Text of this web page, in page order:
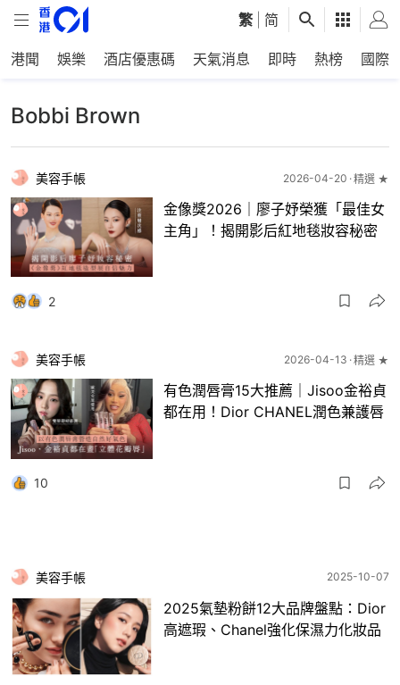
繁 简
港聞 娛樂 酒店優惠碼 天氣消息 即時 熱榜 國際
Bobbi Brown
美容手帳 2026-04-20 精選 ★
金像獎2026｜廖子妤榮獲「最佳女
主角」！揭開影后紅地毯妝容秘密
2
美容手帳 2026-04-13 精選 ★
有色潤唇膏15大推薦｜Jisoo金裕貞
都在用！Dior CHANEL潤色兼護唇
10
美容手帳 2025-10-07
2025氣墊粉餅12大品牌盤點：Dior
高遮瑕、Chanel強化保濕力化妝品